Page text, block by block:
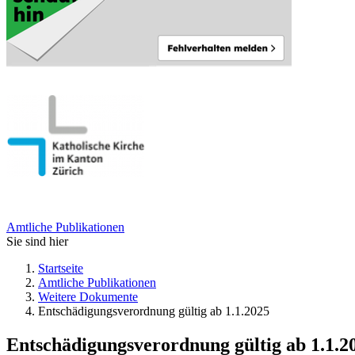
Amtliche Publikationen
Sie sind hier
Startseite
Amtliche Publikationen
Weitere Dokumente
Entschädigungsverordnung gültig ab 1.1.2025
Entschädigungsverordnung gültig ab